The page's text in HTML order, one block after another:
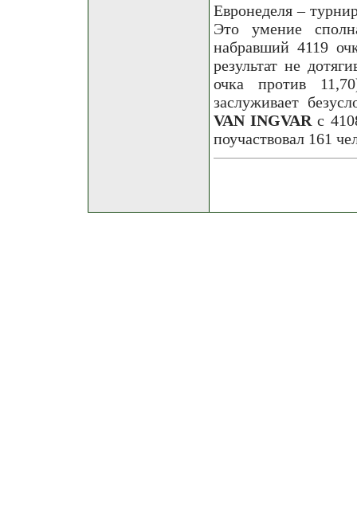
Евронеделя –
Это умение
набравший 4119
результат не
очка против
заслуживает
VAN INGVAR с
поучаствовал 161